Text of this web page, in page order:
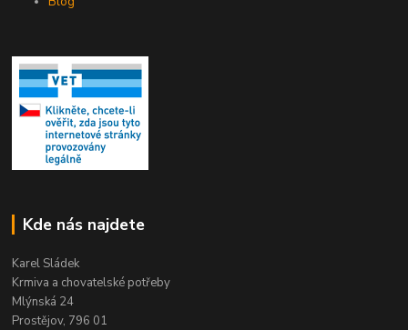
Kde nás najdete
Karel Sládek
Krmiva a chovatelské potřeby
Mlýnská 24
Prostějov, 796 01